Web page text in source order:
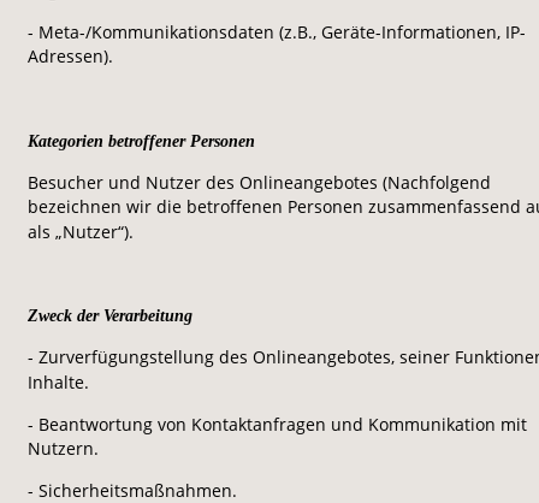
- Meta-/Kommunikationsdaten (z.B., Geräte-Informationen, IP-
Adressen).
Kategorien betroffener Personen
Besucher und Nutzer des Onlineangebotes (Nachfolgend
bezeichnen wir die betroffenen Personen zusammenfassend
als „Nutzer“).
Zweck der Verarbeitung
- Zurverfügungstellung des Onlineangebotes, seiner
Inhalte.
- Beantwortung von Kontaktanfragen und Kommunikation mit
Nutzern.
- Sicherheitsmaßnahmen.